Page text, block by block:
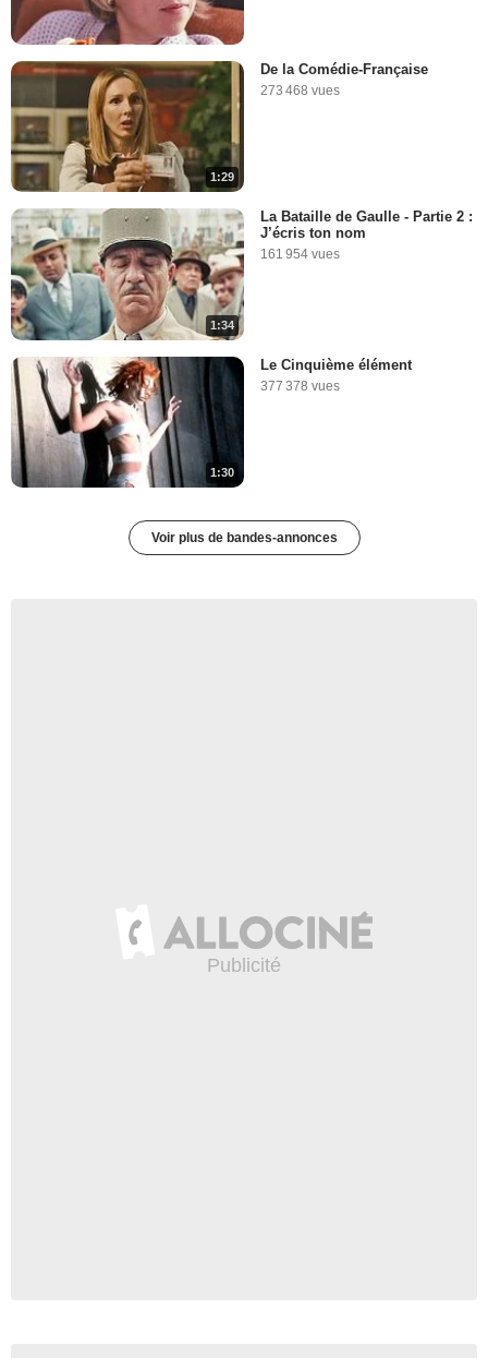
1:29
De la Comédie-Française
273 468 vues
1:34
La Bataille de Gaulle - Partie 2 :
J’écris ton nom
161 954 vues
1:30
Le Cinquième élément
377 378 vues
Voir plus de bandes-annonces